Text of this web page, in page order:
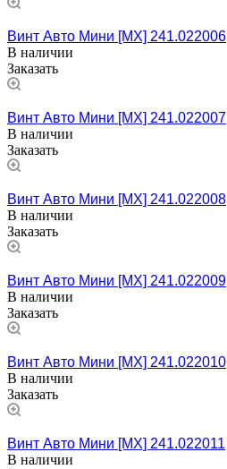
Винт Авто Мини [MX] 241.022006
В наличии
Заказать
Винт Авто Мини [MX] 241.022007
В наличии
Заказать
Винт Авто Мини [MX] 241.022008
В наличии
Заказать
Винт Авто Мини [MX] 241.022009
В наличии
Заказать
Винт Авто Мини [MX] 241.022010
В наличии
Заказать
Винт Авто Мини [MX] 241.022011
В наличии